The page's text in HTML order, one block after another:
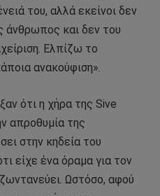
του, αλλά εκείνοι δεν
άνθρωπος και δεν του
Ελπίζω το
ανακούφιση».
ότι η χήρα της Sive
απροθυμία της
στην κηδεία του
είχε ένα όραμα για τον
Ωστόσο, αφού